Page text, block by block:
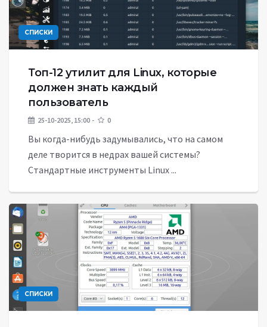
СПИСКИ
Топ-12 утилит для Linux, которые
должен знать каждый
пользователь
25-10-2025, 15:00 0
Вы когда-нибудь задумывались, что на самом
деле творится в недрах вашей системы?
Стандартные инструменты Linux ...
СПИСКИ